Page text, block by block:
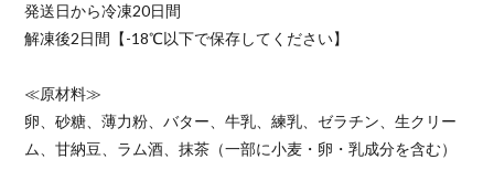
発送日から冷凍20日間
解凍後2日間【-18℃以下で保存してください】
≪原材料≫
卵、砂糖、薄力粉、バター、牛乳、練乳、ゼラチン、生クリー
ム、甘納豆、ラム酒、抹茶（一部に小麦・卵・乳成分を含む）